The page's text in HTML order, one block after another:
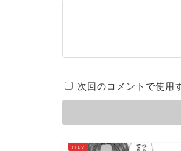
次回のコメントで使用